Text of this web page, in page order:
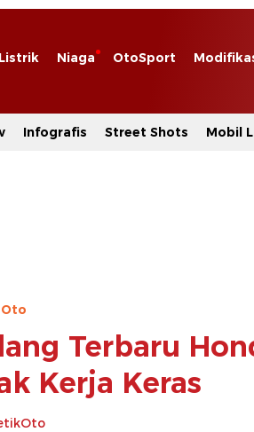
Niaga OtoSport
Infografis Street Shots Mobil
Terbaru
Kerja Keras